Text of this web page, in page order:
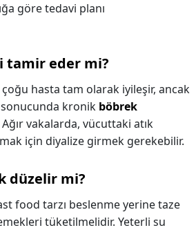
göre tedavi planı
tamir eder mi?
çoğu hasta tam olarak iyileşir, ancak
kronik böbrek
vakalarda, vücuttaki atık
için diyalize girmek gerekebilir.
düzelir mi?
food tarzı beslenme yerine taze
tüketilmelidir. Yeterli su